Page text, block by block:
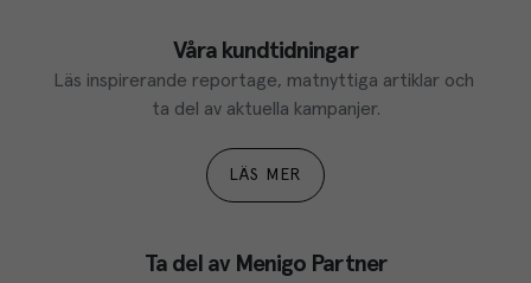
Våra kundtidningar
Läs inspirerande reportage, matnyttiga artiklar och
ta del av aktuella kampanjer.
LÄS MER
Ta del av Menigo Partner